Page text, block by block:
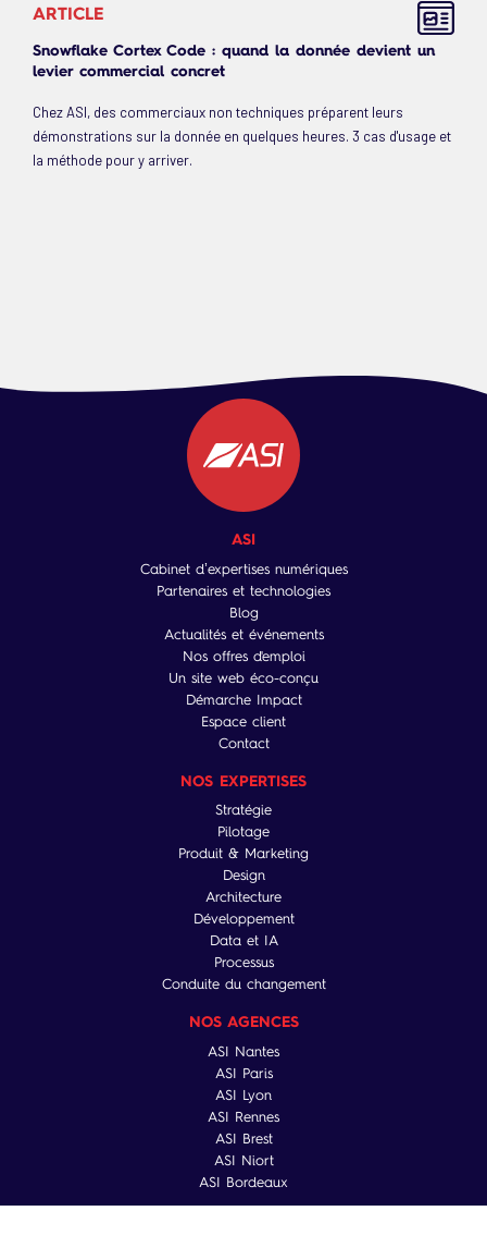
ARTICLE
Snowflake Cortex Code : quand la donnée devient un
levier commercial concret
Chez ASI, des commerciaux non techniques préparent leurs
démonstrations sur la donnée en quelques heures. 3 cas d'usage et
la méthode pour y arriver.
ASI
Cabinet d’expertises numériques
Partenaires et technologies
Blog
Actualités et événements
Nos offres d'emploi
Un site web éco-conçu
Démarche Impact
Espace client
Contact
NOS EXPERTISES
Stratégie
Pilotage
Produit & Marketing
Design
Architecture
Développement
Data et IA
Processus
Conduite du changement
NOS AGENCES
ASI Nantes
ASI Paris
ASI Lyon
ASI Rennes
ASI Brest
ASI Niort
ASI Bordeaux